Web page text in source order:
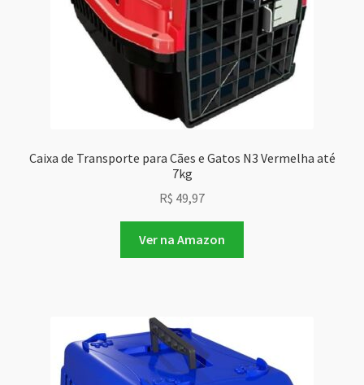
Caixa de Transporte para Cães e Gatos N3 Vermelha até
7kg
R$ 49,97
Ver na Amazon